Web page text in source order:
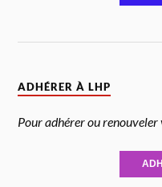
ADHÉRER À LHP
Pour adhérer ou renouveler